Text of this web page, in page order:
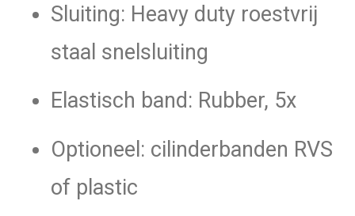
Sluiting: Heavy duty roestvrij
staal snelsluiting
Elastisch band: Rubber, 5x
Optioneel: cilinderbanden RVS
of plastic